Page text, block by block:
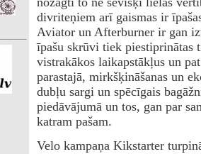
divriteņiem arī gaismas ir
Aviator un Afterburner ir gan
īpašu skrūvi tiek piestiprinātas
vistrakākos laikapstākļus un
parastajā, mirkšķināšanas un
dubļu sargi un spēcīgais
piedāvājumā un tos, gan par
katram pašam.
‌Velo kampaņa Kikstarter